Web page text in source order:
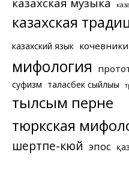
казахская
казахский язык кочевники
мифология
суфизм таласбек сыйлығы
тылсым перне
тюркская
шертпе-кюй эпос